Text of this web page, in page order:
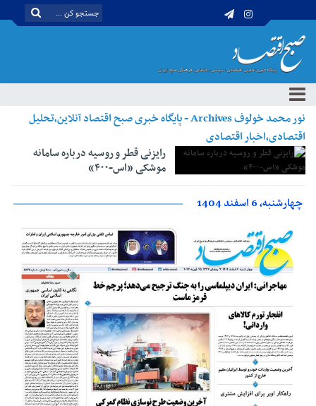
نور محمد خولوف Archives - پایگاه خبری صبح اقتصاد آنلاین،تحلیل
اقتصادی،اخبار اقتصادی
رایزنی قطر و روسیه درباره سامانه
موشکی «اس-۴۰۰»
چهارشنبه، 6 اسفند 1404